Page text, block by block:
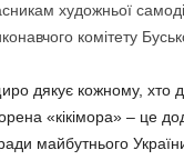
художньої
комітету
дякує кожному, хто
«кікімора» – це
майбутнього